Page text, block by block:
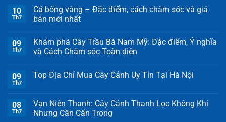
10
Th7
Cá bống vàng – Đặc điểm, cách chăm sóc và giá
bán mới nhất
09
Th7
Khám phá Cây Trầu Bà Nam Mỹ: Đặc điểm, Ý nghĩa
và Cách Chăm sóc Toàn diện
09
Th7
Top Địa Chỉ Mua Cây Cảnh Uy Tín Tại Hà Nội
08
Th7
Vạn Niên Thanh: Cây Cảnh Thanh Lọc Không Khí
Nhưng Cần Cẩn Trọng